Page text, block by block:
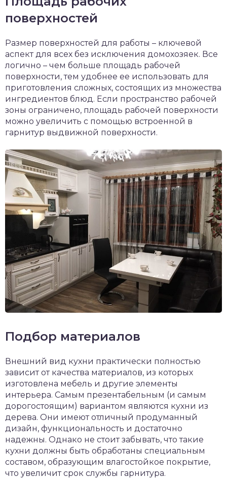
поверхностей
Размер поверхностей для работы – ключевой
аспект для всех без исключения домохозяек. Все
логично – чем больше площадь рабочей
поверхности, тем удобнее ее использовать для
приготовления сложных, состоящих из множества
ингредиентов блюд. Если пространство рабочей
зоны ограничено, площадь рабочей поверхности
можно увеличить с помощью встроенной в
гарнитур выдвижной поверхности.
Подбор материалов
Внешний вид кухни практически полностью
зависит от качества материалов, из которых
изготовлена мебель и другие элементы
интерьера. Самым презентабельным (и самым
дорогостоящим) вариантом являются кухни из
дерева. Они имеют отличный продуманный
дизайн, функциональность и достаточно
надежны. Однако не стоит забывать, что такие
кухни должны быть обработаны специальным
составом, образующим влагостойкое покрытие,
что увеличит срок службы гарнитура.